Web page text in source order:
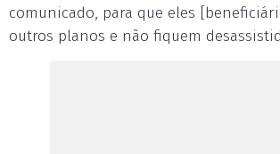
comunicado, para que eles
outros planos e não fiquem